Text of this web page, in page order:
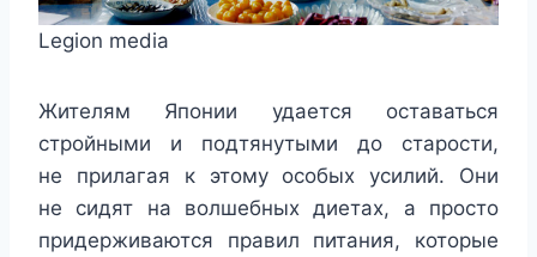
Legion media
Жителям Японии удается оставаться
стройными и подтянутыми до старости,
не прилагая к этому особых усилий. Они
не сидят на волшебных диетах, а просто
придерживаются правил питания, которые